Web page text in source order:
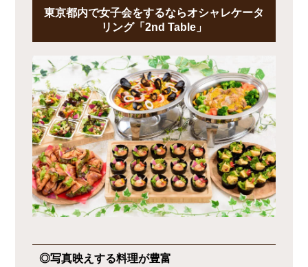
東京都内で女子会をするならオシャレケータ
リング「2nd Table」
◎写真映えする料理が豊富